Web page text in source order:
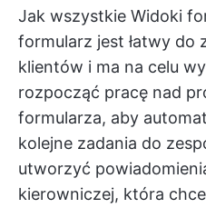
Jak wszystkie Widoki
formularz jest łatwy do
klientów i ma na celu
rozpocząć pracę nad
formularza, aby
kolejne zadania do
utworzyć
kierowniczej, która